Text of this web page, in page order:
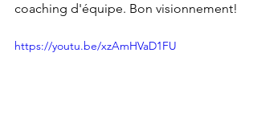
coaching d'équipe. Bon visionnement!
https://youtu.be/xzAmHVaD1FU